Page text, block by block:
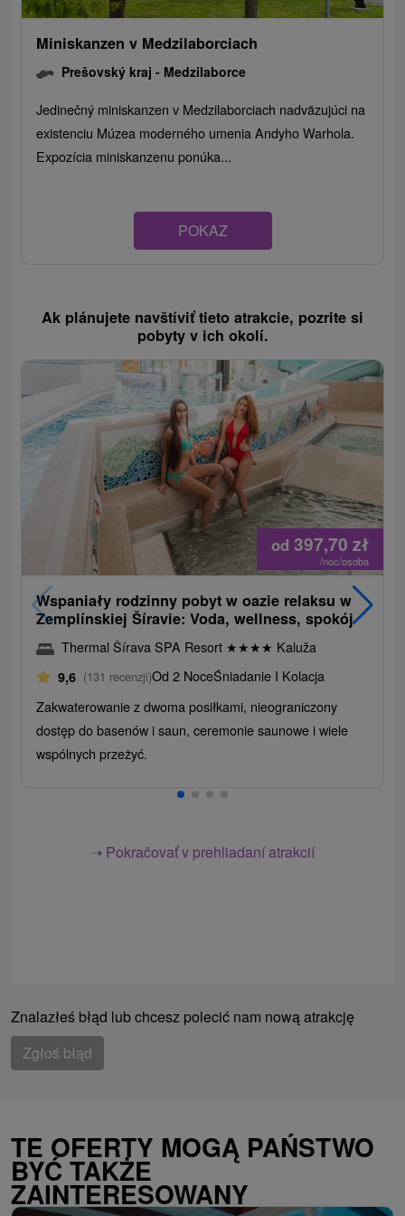
Miniskanzen v Medzilaborciach
Prešovský kraj - Medzilaborce
Jedinečný miniskanzen v Medzilaborciach nadväzujúci na
existenciu Múzea moderného umenia Andyho Warhola.
Expozícia miniskanzenu ponúka...
POKAZ
Ak plánujete navštíviť tieto atrakcie, pozrite si
pobyty v ich okolí.
od 397,70zł
/noc/osoba
Wspaniały rodzinny pobyt w oazie relaksu w
Zemplínskiej Šíravie: Voda, wellness, spokój
Thermal Šírava SPA Resort ★★★★ Kaluža
9,6 (131 recenzji)Od 2 NoceŚniadanie I Kolacja
Zakwaterowanie z dwoma posiłkami, nieograniczony
dostęp do basenów i saun, ceremonie saunowe i wiele
wspólnych przeżyć.
➝ Pokračovať v prehliadaní atrakcií
Znalazłeś błąd lub chcesz polecić nam nową atrakcję
Zgłoś błąd
TE OFERTY MOGĄ PAŃSTWO
BYĆ TAKŻE
ZAINTERESOWANY